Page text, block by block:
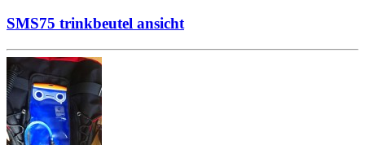
SMS75 trinkbeutel ansicht